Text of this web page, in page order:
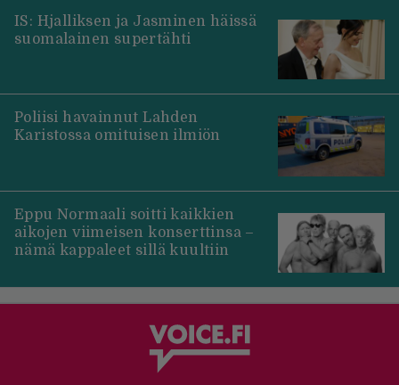
IS: Hjalliksen ja Jasminen häissä
suomalainen supertähti
Poliisi havainnut Lahden
Karistossa omituisen ilmiön
Eppu Normaali soitti kaikkien
aikojen viimeisen konserttinsa –
nämä kappaleet sillä kuultiin